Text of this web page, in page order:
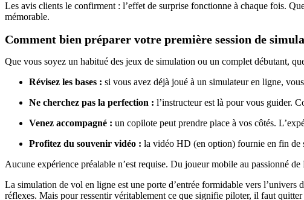
Les avis clients le confirment : l’effet de surprise fonctionne à chaque fois.
mémorable.
Comment bien préparer votre première session de
Que vous soyez un habitué des jeux de simulation ou un complet débutant,
Révisez les bases : si vous avez déjà joué à un simulateur en ligne,
Ne cherchez pas la perfection : l’instructeur est là pour vous guider.
Venez accompagné : un copilote peut prendre place à vos côtés.
Profitez du souvenir vidéo : la vidéo HD (en option) fournie en fin de
Aucune expérience préalable n’est requise. Du joueur mobile au passionné
La simulation de vol en ligne est une porte d’entrée formidable vers
réflexes. Mais pour ressentir véritablement ce que signifie piloter, il faut